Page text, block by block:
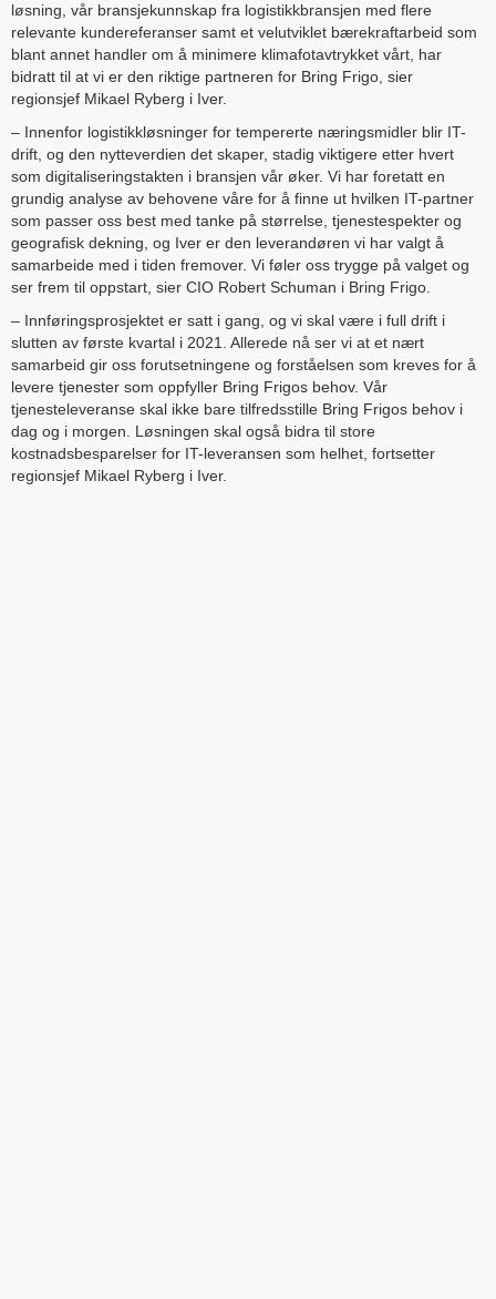
løsning, vår bransjekunnskap fra logistikkbransjen med flere
relevante kundereferanser samt et velutviklet bærekraftarbeid som
blant annet handler om å minimere klimafotavtrykket vårt, har
bidratt til at vi er den riktige partneren for Bring Frigo, sier
regionsjef Mikael Ryberg i Iver.
– Innenfor logistikkløsninger for tempererte næringsmidler blir IT-
drift, og den nytteverdien det skaper, stadig viktigere etter hvert
som digitaliseringstakten i bransjen vår øker. Vi har foretatt en
grundig analyse av behovene våre for å finne ut hvilken IT-partner
som passer oss best med tanke på størrelse, tjenestespekter og
geografisk dekning, og Iver er den leverandøren vi har valgt å
samarbeide med i tiden fremover. Vi føler oss trygge på valget og
ser frem til oppstart, sier CIO Robert Schuman i Bring Frigo.
– Innføringsprosjektet er satt i gang, og vi skal være i full drift i
slutten av første kvartal i 2021. Allerede nå ser vi at et nært
samarbeid gir oss forutsetningene og forståelsen som kreves for å
levere tjenester som oppfyller Bring Frigos behov. Vår
tjenesteleveranse skal ikke bare tilfredsstille Bring Frigos behov i
dag og i morgen. Løsningen skal også bidra til store
kostnadsbesparelser for IT-leveransen som helhet, fortsetter
regionsjef Mikael Ryberg i Iver.